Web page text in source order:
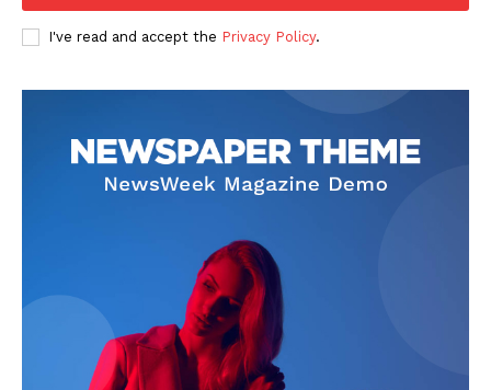
Subscription Plans
My account
I've read and accept the Privacy Policy.